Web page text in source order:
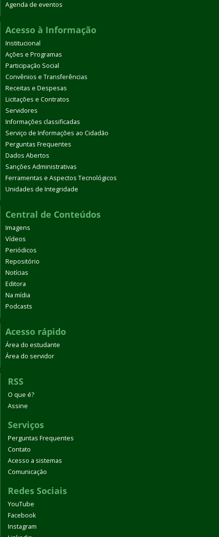
Agenda de eventos
Acesso à Informação
Institucional
Ações e Programas
Participação Social
Convênios e Transferências
Receitas e Despesas
Licitações e Contratos
Servidores
Informações classificadas
Serviço de Informações ao Cidadão
Perguntas Frequentes
Dados Abertos
Sanções Administrativas
Ferramentas e Aspectos Tecnológicos
Unidades de Integridade
Central de Conteúdos
Imagens
Vídeos
Periódicos
Repositório
Notícias
Editora
Na mídia
Podcasts
Acesso rápido
Área do estudante
Área do servidor
RSS
O que é?
Assine
Serviços
Perguntas Frequentes
Contato
Acesso a sistemas
Comunicação
Redes Sociais
YouTube
Facebook
Instagram